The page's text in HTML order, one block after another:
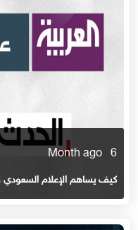
6 Month ago
كيف يساهم الإعلام السعودي